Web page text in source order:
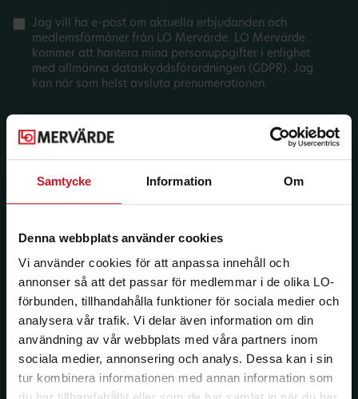
Samtycke Information Om
Denna webbplats använder cookies
Vi använder cookies för att anpassa innehåll och
annonser så att det passar för medlemmar i de olika LO-
förbunden, tillhandahålla funktioner för sociala medier och
analysera vår trafik. Vi delar även information om din
användning av vår webbplats med våra partners inom
sociala medier, annonsering och analys. Dessa kan i sin
tur kombinera informationen med annan information som
Jag vill ha e-post om aktuella erbjudanden och
medlemsförmåner från LO Mervärde. LO Mervärde
kommer att hantera mina personuppgifter i enlighet
med allmänna dataskyddsförordningen (GDPR). Jag
kan när som helst avsluta prenumerationen.